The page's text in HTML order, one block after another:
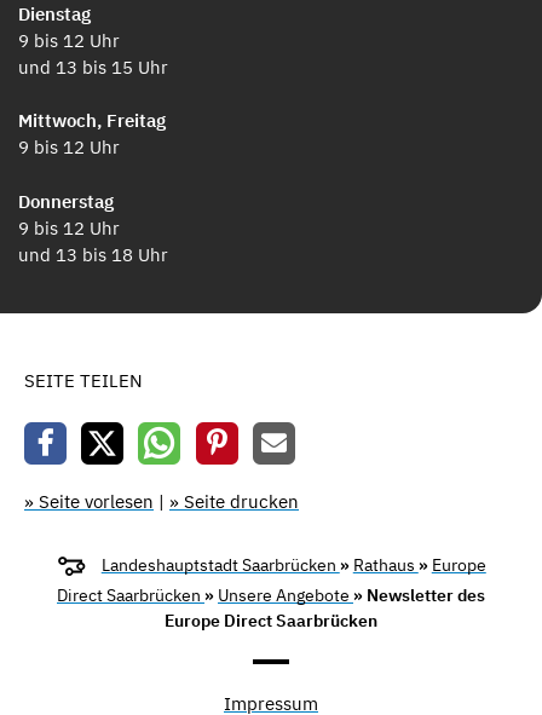
Dienstag
9 bis 12 Uhr
und 13 bis 15 Uhr
Mittwoch, Freitag
9 bis 12 Uhr
Donnerstag
9 bis 12 Uhr
und 13 bis 18 Uhr
SEITE TEILEN
» Seite vorlesen | » Seite drucken
Landeshauptstadt Saarbrücken » Rathaus » Europe
Direct Saarbrücken » Unsere Angebote » Newsletter des
Europe Direct Saarbrücken
Impressum